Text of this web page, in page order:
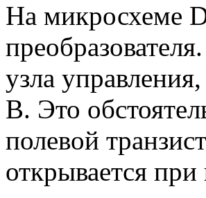
На микросхеме
узла
В. Это
полевой
открывается